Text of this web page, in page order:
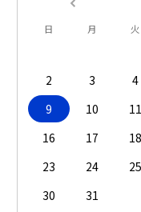
日 月 火
2
3 4
9
10 11
16
17 18
23
24 25
30
31